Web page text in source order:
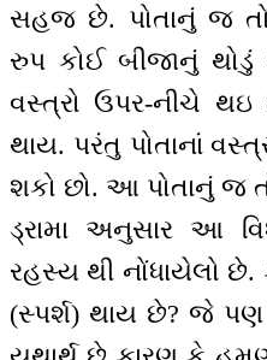
સહજ છે. પોતાનું જ
રુપ કોઈ બીજાનું થોડું
વસ્ત્રો ઉપર-નીચે
થાય. પરંતુ પોતાનાં
શકો છો. આ પોતાનું જ
ડ્રામા અનુસાર આ
રહસ્ય થી નોંધાયેલો
(સ્પર્શ) થાય છે? જે પણ